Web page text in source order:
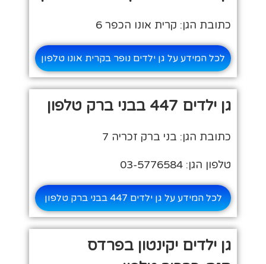
כתובת הגן: קרית אונו הכפר 6
לכל המידע על גן ילדים נופר בקרית אונו טלפון
גן ילדים 447 בבני ברק טלפון
כתובת הגן: בני ברק זכריה 7
טלפון הגן: 03-5776584
לכל המידע על גן ילדים 447 בבני ברק טלפון
גן ילדים יקינטון בפרדס